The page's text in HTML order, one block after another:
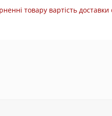
товару вартість